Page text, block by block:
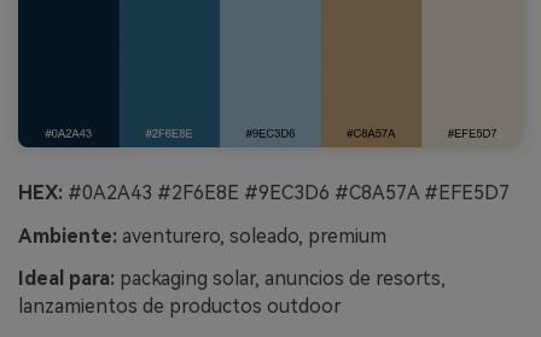
HEX: #0A2A43 #2F6E8E #9EC3D6 #C8A57A #EFE5D7
Ambiente: aventurero, soleado, premium
Ideal para: packaging solar, anuncios de resorts,
lanzamientos de productos outdoor